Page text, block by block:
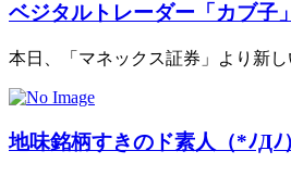
ベジタルトレーダー「カブ子
本日、「マネックス証券」より新
地味銘柄すきのド素人（*ﾉДﾉ